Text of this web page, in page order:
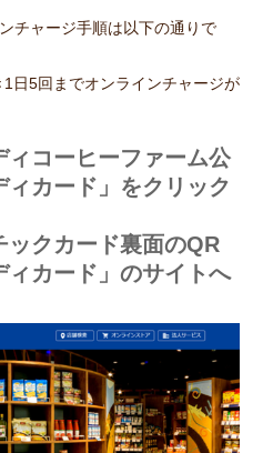
チャージ手順は以下の通りで
日5回までオンラインチャージが
コーヒーファーム公
ィカード 」をクリック
ックカード裏面のQR
ィカード」のサイトへ